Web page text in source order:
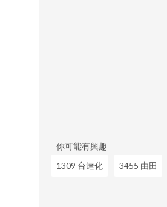
你可能有興趣
1309 台達化
3455 由田